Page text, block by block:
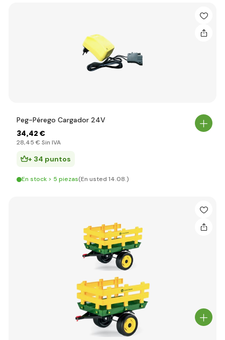
Peg-Pérego Cargador 24V
34,42 €
28,45 € Sin IVA
+ 34 puntos
En stock > 5 piezas(En usted 14.08.)